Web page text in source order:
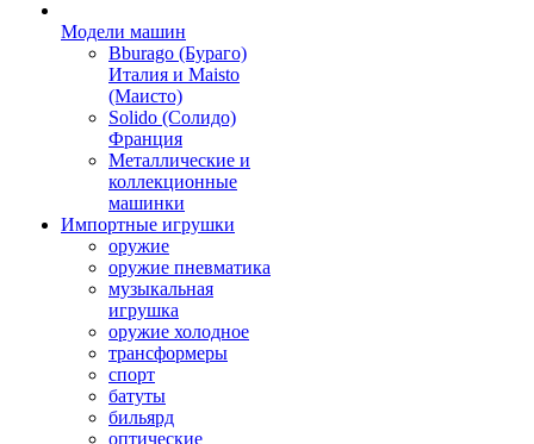
Модели машин
Bburago (Бураго)
Италия и Maisto
(Маисто)
Solido (Солидо)
Франция
Металлические и
коллекционные
машинки
Импортные игрушки
оружие
оружие пневматика
музыкальная
игрушка
оружие холодное
трансформеры
спорт
батуты
бильярд
оптические